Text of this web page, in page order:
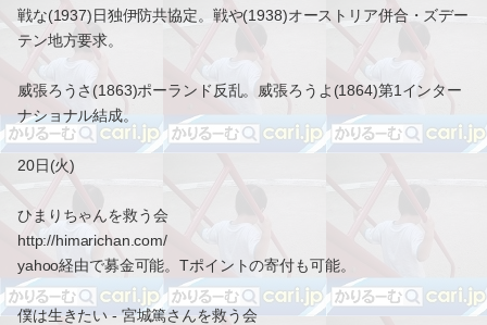
戦な(1937)日独伊防共協定。戦や(1938)オーストリア併合・ズデー
テン地方要求。
威張ろうさ(1863)ポーランド反乱。威張ろうよ(1864)第1インター
ナショナル結成。
20日(火)
ひまりちゃんを救う会
http://himarichan.com/
yahoo経由で募金可能。Tポイントの寄付も可能。
僕は生きたい - 宮城篤さんを救う会